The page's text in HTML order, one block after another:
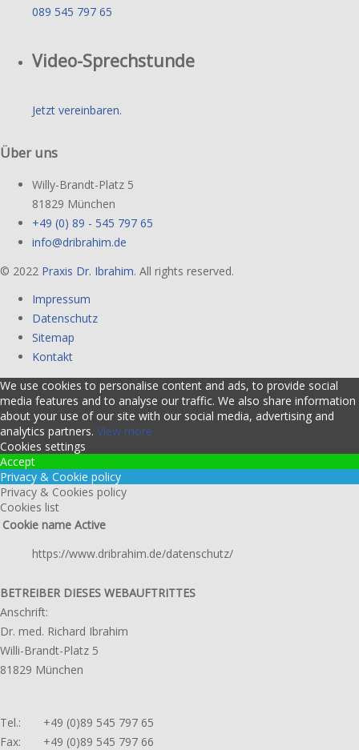
089 545 797 65
Video-Sprechstunde
Jetzt vereinbaren.
Über uns
Willy-Brandt-Platz 5
81829 München
+49 (0) 89 - 545 797 65
info@dribrahim.de
© 2022 Praxis Dr. Ibrahim. All rights reserved.
Impressum
Datenschutz
Sitemap
Kontakt
We use cookies to personalise content and ads, to provide social
media features and to analyse our traffic. We also share information
about your use of our site with our social media, advertising and
analytics partners. View more
Cookies settings
Accept
Privacy & Cookie policy
Privacy & Cookies policy
Cookies list
Cookie name Active
https://www.dribrahim.de/datenschutz/
BETREIBER DIESES WEBAUFTRITTES
Anschrift:
Dr. med. Richard Ibrahim
Willi-Brandt-Platz 5
81829 München
Tel.: +49 (0)89 545 797 65
Fax: +49 (0)89 545 797 66